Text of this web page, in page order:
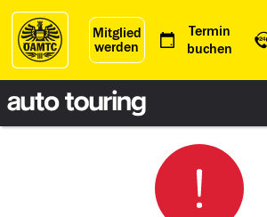
Mitglied
werden
Termin
buchen